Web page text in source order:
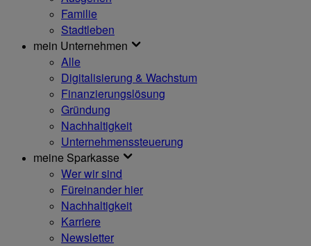
Familie
Stadtleben
mein Unternehmen
Alle
Digitalisierung & Wachstum
Finanzierungslösung
Gründung
Nachhaltigkeit
Unternehmenssteuerung
meine Sparkasse
Wer wir sind
Füreinander hier
Nachhaltigkeit
Karriere
Newsletter